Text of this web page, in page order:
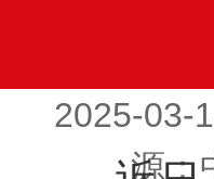
2025-
源：